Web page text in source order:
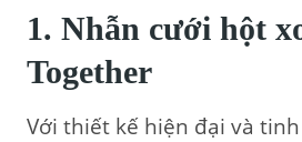
1. Nhẫn cưới hột
Together
Với thiết kế hiện đại và